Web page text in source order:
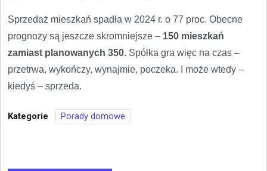
Sprzedaż mieszkań spadła w 2024 r. o 77 proc. Obecne
prognozy są jeszcze skromniejsze – 150 mieszkań
zamiast planowanych 350. Spółka gra więc na czas –
przetrwa, wykończy, wynajmie, poczeka. I może wtedy –
kiedyś – sprzeda.
Kategorie Porady domowe